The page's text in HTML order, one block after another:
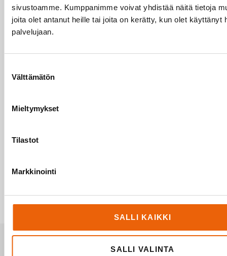
sivustoamme. Kumppanimme voivat yhdistää näitä tietoja
joita olet antanut heille tai joita on kerätty, kun olet käyttänyt
palvelujaan.
valinta
Välttämätön
Mieltymykset
Tilastot
Markkinointi
SALLI KAIKKI
SALLI VALINTA
Yksipuolisen hyllyn törmäyssuoja
Valmistettu 3mm teräksestä
Mitat 1300x600x290 mm